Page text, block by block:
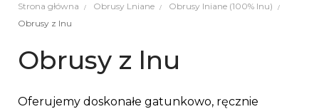
Obrusy z lnu
Strona główna Obrusy Lniane
Obrusy lniane (100% lnu)
Obrusy z lnu
Oferujemy doskonałe gatunkowo, ręcznie